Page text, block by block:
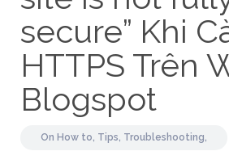
secure” Khi
HTTPS Trên
Blogspot
On How to, Tips, Troubleshooting,